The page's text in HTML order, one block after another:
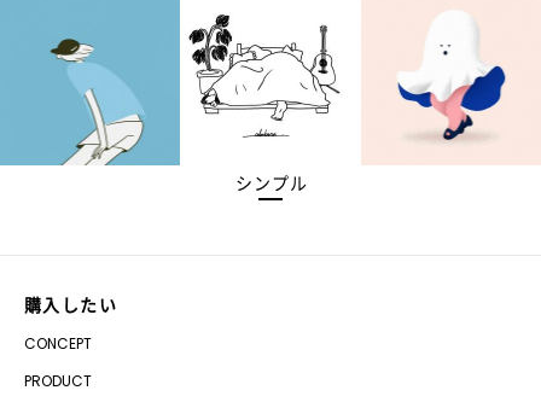
シンプル
購入したい
CONCEPT
PRODUCT